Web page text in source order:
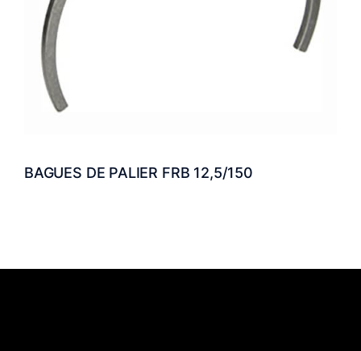
BAGUES DE PALIER FRB 12,5/150